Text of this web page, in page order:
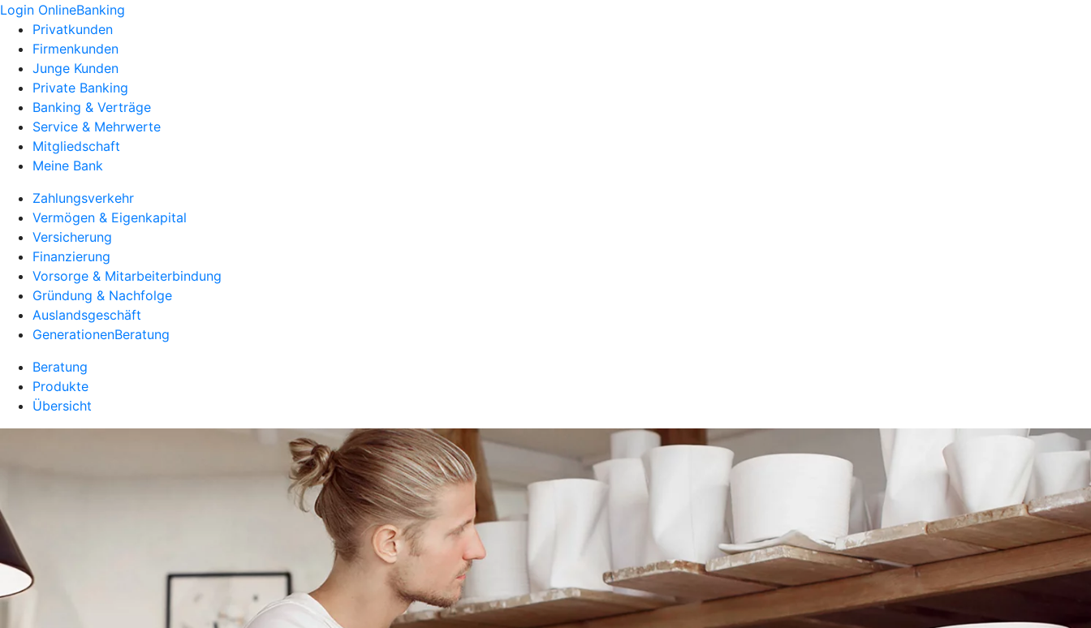
Login OnlineBanking
Privatkunden
Firmenkunden
Junge Kunden
Private Banking
Banking & Verträge
Service & Mehrwerte
Mitgliedschaft
Meine Bank
Zahlungsverkehr
Vermögen & Eigenkapital
Versicherung
Finanzierung
Vorsorge & Mitarbeiterbindung
Gründung & Nachfolge
Auslandsgeschäft
GenerationenBeratung
Beratung
Produkte
Übersicht